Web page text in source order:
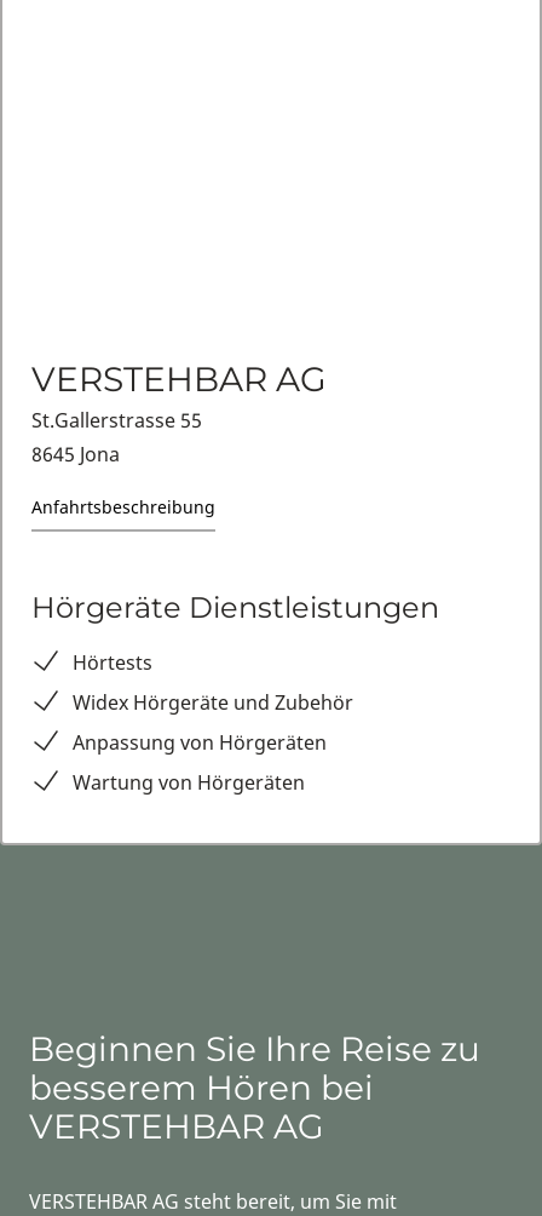
VERSTEHBAR AG
St.Gallerstrasse 55
8645 Jona
Anfahrtsbeschreibung
Hörgeräte Dienstleistungen
Hörtests
Widex Hörgeräte und Zubehör
Anpassung von Hörgeräten
Wartung von Hörgeräten
Beginnen Sie Ihre Reise zu
besserem Hören bei
VERSTEHBAR AG
VERSTEHBAR AG steht bereit, um Sie mit